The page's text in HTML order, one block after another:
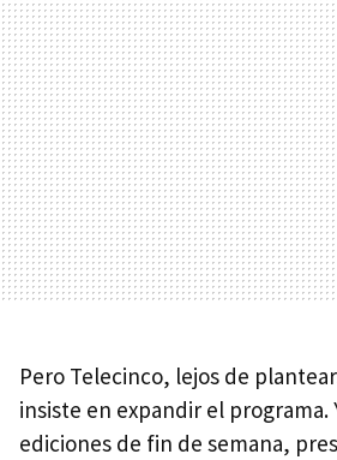
Pero Telecinco, lejos de
insiste en expandir el programa.
ediciones de fin de semana,